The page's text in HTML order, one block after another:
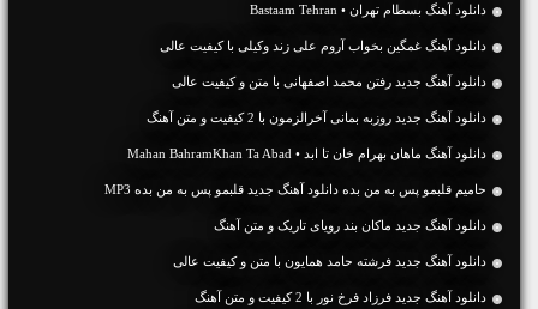
دانلود آهنگ بسطام تهران • Bastaam Tehran
دانلود آهنگ غمگین بخواب آروم علی زند وکیلی با کیفیت عالی
دانلود آهنگ جديد رفتن محمد اصفهانی با متن و کیفیت عالی
دانلود آهنگ جديد روزبه بمانی آخرالزمون با 2 کیفیت و متن آهنگ
دانلود آهنگ ماهان بهرام خان تا ابد • Mahan BahramKhan Ta Abad
حامیم قلبمو پس به من بده دانلود آهنگ جدید قلبمو پس به من بده MP3
دانلود آهنگ جديد ماکان بند رویای تاریک و متن آهنگ
دانلود آهنگ جديد فرشته حامد همایون با متن و کیفیت عالی
دانلود آهنگ جديد فرزاد فرخ نور با 2 کیفیت و متن آهنگ